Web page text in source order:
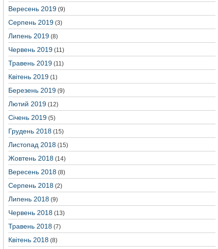
Вересень 2019 (9)
Серпень 2019 (3)
Липень 2019 (8)
Червень 2019 (11)
Травень 2019 (11)
Квітень 2019 (1)
Березень 2019 (9)
Лютий 2019 (12)
Січень 2019 (5)
Грудень 2018 (15)
Листопад 2018 (15)
Жовтень 2018 (14)
Вересень 2018 (8)
Серпень 2018 (2)
Липень 2018 (9)
Червень 2018 (13)
Травень 2018 (7)
Квітень 2018 (8)